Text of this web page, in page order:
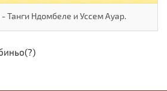
- Танги Ндомбеле и Уссем Ауар.